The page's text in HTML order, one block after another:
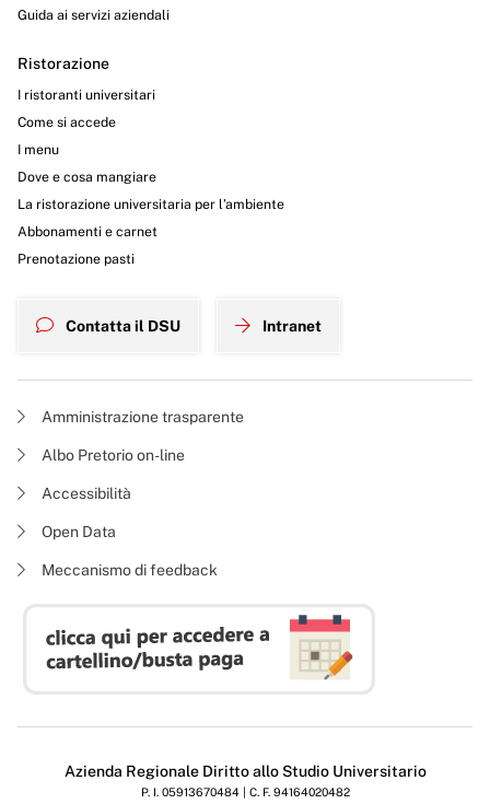
Guida ai servizi aziendali
Ristorazione
I ristoranti universitari
Come si accede
I menu
Dove e cosa mangiare
La ristorazione universitaria per l’ambiente
Abbonamenti e carnet
Prenotazione pasti
Contatta il DSU Intranet
Amministrazione trasparente
Albo Pretorio on-line
Accessibilità
Open Data
Meccanismo di feedback
Azienda Regionale Diritto allo Studio Universitario
P. I. 05913670484 | C. F. 94164020482